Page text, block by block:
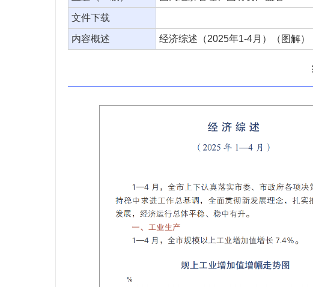
文件下载
内容概述 经济综述（2025年1-4月）（图解）